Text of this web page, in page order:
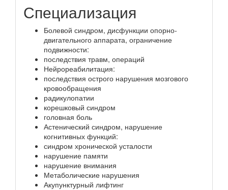
Специализация
Болевой синдром, дисфункции опорно-
двигательного аппарата, ограничение
подвижности:
последствия травм, операций
Нейрореабилитация:
последствия острого нарушения мозгового
кровообращения
радикулопатии
корешковый синдром
головная боль
Астенический синдром, нарушение
когнитивных функций:
синдром хронической усталости
нарушение памяти
нарушение внимания
Метаболические нарушения
Акупунктурный лифтинг